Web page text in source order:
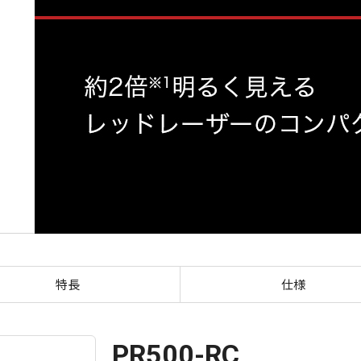
LASER POINTER PR500-RC
特長 仕様
PR500-RC